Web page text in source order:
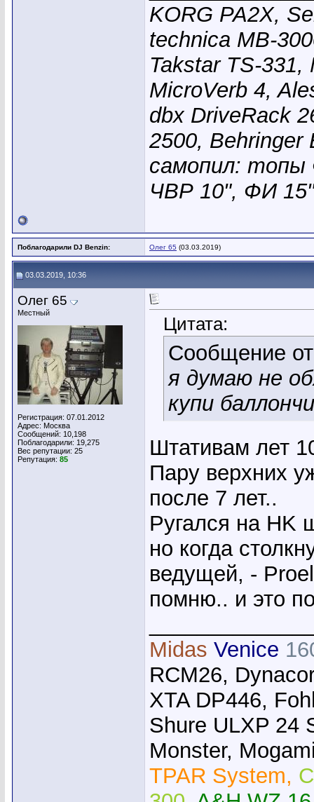
KORG PA2X,
technica MB-
Takstar TS-
MicroVerb 4,
dbx DriveRack
2500,
самопил:
ЧВР 10", ФИ
Поблагодарили DJ Benzin: Олег 65 (03.03.2019)
03.03.2019, 10:36
Олег 65
Местный
Регистрация: 07.01.2012
Адрес: Москва
Сообщений: 10,198
Поблагодарили: 19,275
Вес репутации: 25
Репутация: 85
Цитата:
Сообщение
я думаю не
купи
Штативам лет
Пару верхних
после 7 лет..
Ругался на HK
но когда
ведущей, -
помню.. и это
Midas Venice
RCM26,
XTA DP446,
Shure ULXP 24
Monster,
TPAR System,